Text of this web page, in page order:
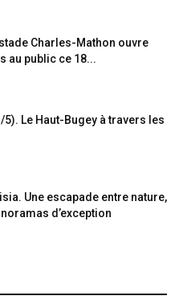
Charles-Mathon ouvre
au public ce 18...
5). Le Haut-Bugey à travers les
Une escapade entre nature,
d’exception